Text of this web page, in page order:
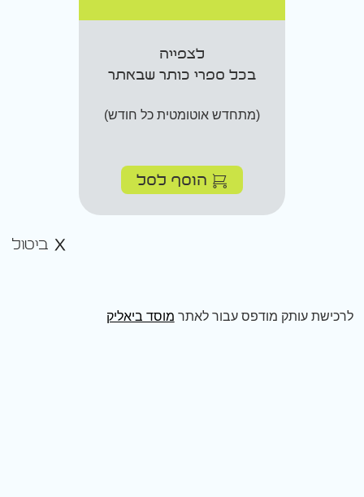
לצפייה
בכל ספרי כותר שבאתר
(מתחדש אוטומטית כל חודש)
הוסף לסל
ביטול
לרכישת עותק מודפס עבור לאתר מוסד ביאליק